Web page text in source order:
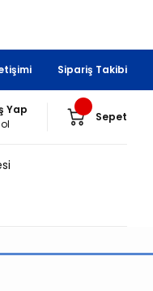
Sipariş Takibi
Yap
Sepet